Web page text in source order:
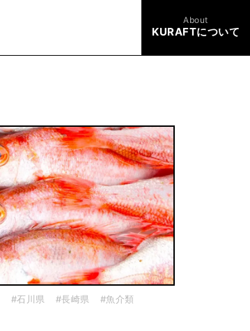
About
KURAFTについて
#石川県 #長崎県 #魚介類